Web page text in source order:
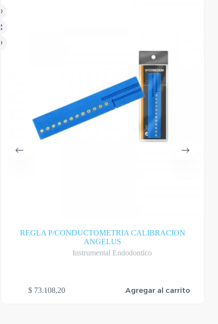
REGLA P/CONDUCTOMETRIA CALIBRACION
ANGELUS
Instrumental Endodontico
$ 73.108,20 Agregar al carrito